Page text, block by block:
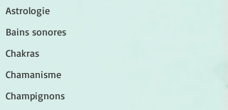
Astrologie
Bains sonores
Chakras
Chamanisme
Champignons